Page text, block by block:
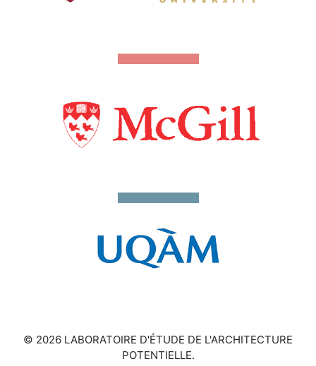
© 2026 LABORATOIRE D'ÉTUDE DE L'ARCHITECTURE
POTENTIELLE.